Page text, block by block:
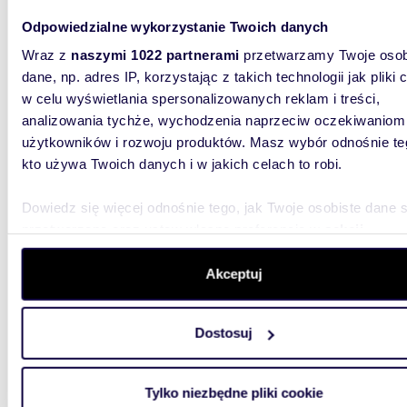
Odpowiedzialne wykorzystanie Twoich danych
Wraz z naszymi 1022 partnerami przetwarzamy Twoje
dane, np. adres IP, korzystając z takich technologii jak pliki
w celu wyświetlania spersonalizowanych reklam i treści,
analizowania tychże, wychodzenia naprzeciw oczekiwaniom
użytkowników i rozwoju produktów. Masz wybór odnośnie
kto używa Twoich danych i w jakich celach to robi.
Dowiedz się więcej odnośnie tego, jak Twoje osobiste dane
szczegółów. W Deklaracji plików cookie możesz zmienić
wycofać swoją zgodę w dowolnej chwili.
aby oferować funkcje społecznościowe i analizować ruch w
witrynie. Informacje o tym, jak korzystasz z naszej witryny,
analitycznym. Partnerzy mogą połączyć te informacje z
Akceptuj
Dostosuj
Tylko niezbędne pliki cookie
dom
Twoje
dom,
Działka nad Rospudą w Nieszkach – unikatowa
49